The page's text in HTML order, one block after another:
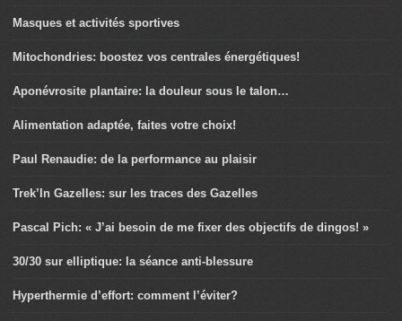
Masques et activités sportives
Mitochondries: boostez vos centrales énergétiques!
Aponévrosite plantaire: la douleur sous le talon…
Alimentation adaptée, faites votre choix!
Paul Renaudie: de la performance au plaisir
Trek’In Gazelles: sur les traces des Gazelles
Pascal Pich: « J’ai besoin de me fixer des objectifs de dingos! »
30/30 sur elliptique: la séance anti-blessure
Hyperthermie d’effort: comment l’éviter?